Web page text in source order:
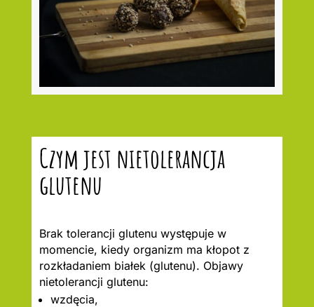
Czym jest nietolerancja
glutenu
Brak tolerancji glutenu występuje w
momencie, kiedy organizm ma kłopot z
rozkładaniem białek (glutenu). Objawy
nietolerancji glutenu:
wzdęcia,